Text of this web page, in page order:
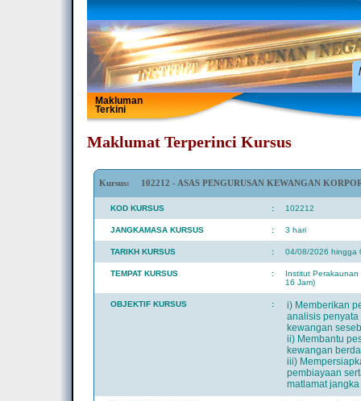
Makluman
Terkini
Maklumat Terperinci Kursus
Kursus: 102212 - ASAS PENGURUSAN KEWANGAN
KOD KURSUS : 102212
JANGKAMASA KURSUS : 3 hari
TARIKH KURSUS : 04/08/2026 hingga
TEMPAT KURSUS :
Institut
16 Jam)
OBJEKTIF KURSUS :
i) Memberikan
analisis
kewangan
ii) Membantu
kewangan
iii)
pembiayaan
matlamat